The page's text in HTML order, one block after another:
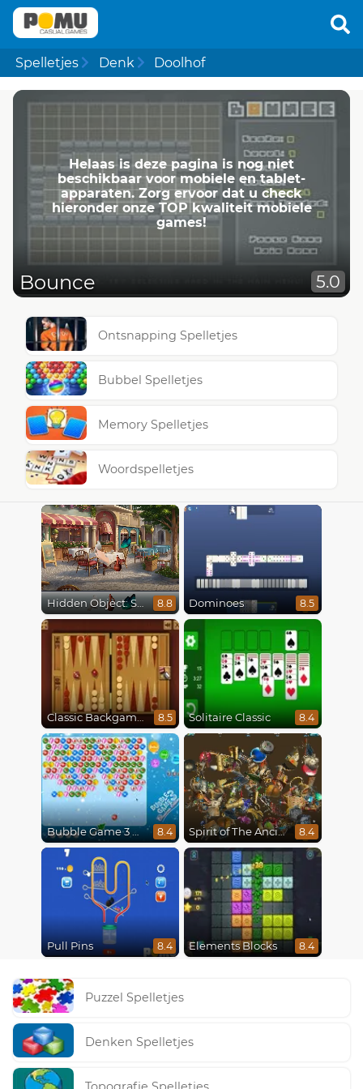
Spelletjes Denk Doolhof
Helaas is deze pagina is nog niet
beschikbaar voor mobiele en tablet-
apparaten. Zorg ervoor dat u check
hieronder onze TOP kwaliteit mobiele
games!
Bounce 5.0
Ontsnapping Spelletjes
Bubbel Spelletjes
Memory Spelletjes
Woordspelletjes
Hidden Object: Street Of Secrets 8.8 Dominoes 8.5
Classic Backgammon 8.5 Solitaire Classic 8.4
Bubble Game 3 Christmas 8.4 Spirit of The Ancient Forest 8.4
Pull Pins 8.4 Elements Blocks 8.4
Puzzel Spelletjes
Denken Spelletjes